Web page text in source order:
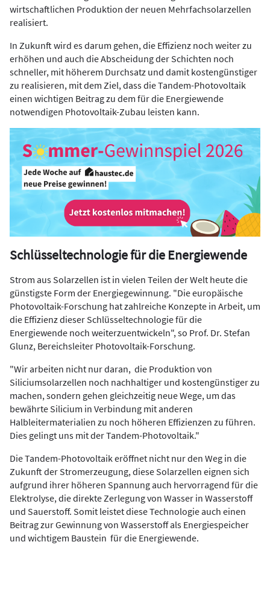
wirtschaftlichen Produktion der neuen Mehrfachsolarzellen
realisiert.
In Zukunft wird es darum gehen, die Effizienz noch weiter zu
erhöhen und auch die Abscheidung der Schichten noch
schneller, mit höherem Durchsatz und damit kostengünstiger
zu realisieren, mit dem Ziel, dass die Tandem-Photovoltaik
einen wichtigen Beitrag zu dem für die Energiewende
notwendigen Photovoltaik-Zubau leisten kann.
Schlüsseltechnologie für die Energiewende
Strom aus Solarzellen ist in vielen Teilen der Welt heute die
günstigste Form der Energiegewinnung. "Die europäische
Photovoltaik-Forschung hat zahlreiche Konzepte in Arbeit, um
die Effizienz dieser Schlüsseltechnologie für die
Energiewende noch weiterzuentwickeln", so Prof. Dr. Stefan
Glunz, Bereichsleiter Photovoltaik-Forschung.
"Wir arbeiten nicht nur daran, die Produktion von
Siliciumsolarzellen noch nachhaltiger und kostengünstiger zu
machen, sondern gehen gleichzeitig neue Wege, um das
bewährte Silicium in Verbindung mit anderen
Halbleitermaterialien zu noch höheren Effizienzen zu führen.
Dies gelingt uns mit der Tandem-Photovoltaik."
Die Tandem-Photovoltaik eröffnet nicht nur den Weg in die
Zukunft der Stromerzeugung, diese Solarzellen eignen sich
aufgrund ihrer höheren Spannung auch hervorragend für die
Elektrolyse, die direkte Zerlegung von Wasser in Wasserstoff
und Sauerstoff. Somit leistet diese Technologie auch einen
Beitrag zur Gewinnung von Wasserstoff als Energiespeicher
und wichtigem Baustein für die Energiewende.